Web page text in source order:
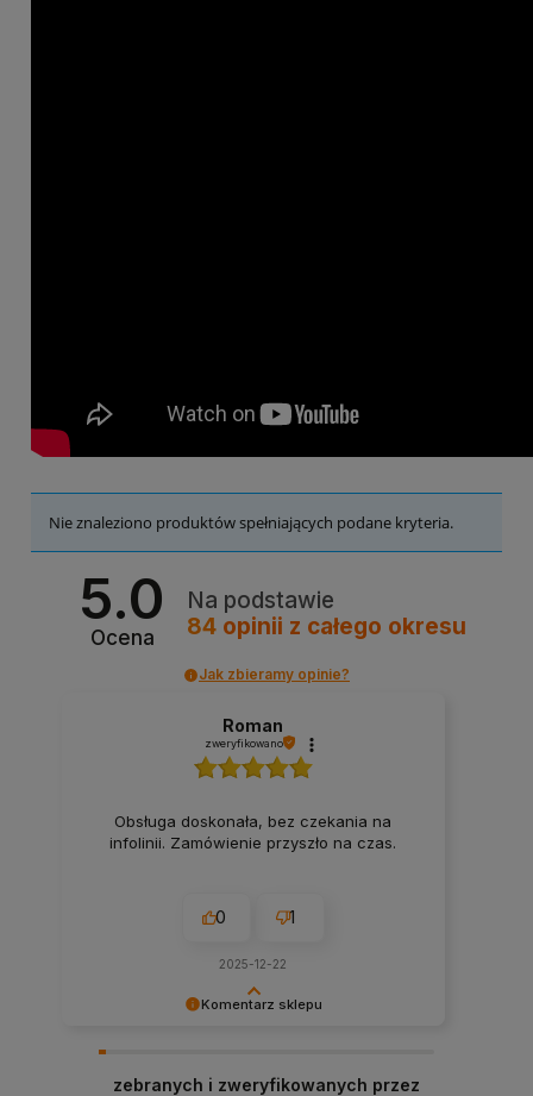
Nie znaleziono produktów spełniających podane kryteria.
5.0
Ocena
Na podstawie
84 opinii z całego okresu
Jak zbieramy opinie?
Komentarz sklepu
klienta i Twoja recenzja potwierdza nasze wysiłki
Roman
zweryfikowano
Obsługa doskonała, bez czekania na
infolinii. Zamówienie przyszło na czas.
0 1
2025-12-22
zebranych i zweryfikowanych przez